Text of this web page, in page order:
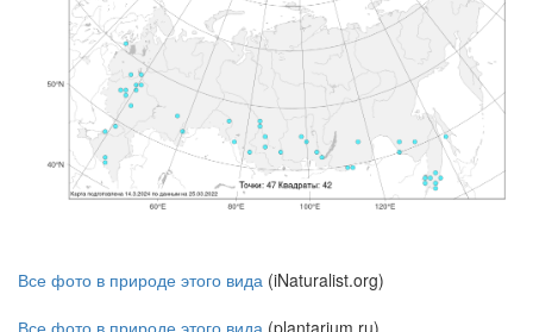
Все фото в природе этого вида (iNaturalist.org)